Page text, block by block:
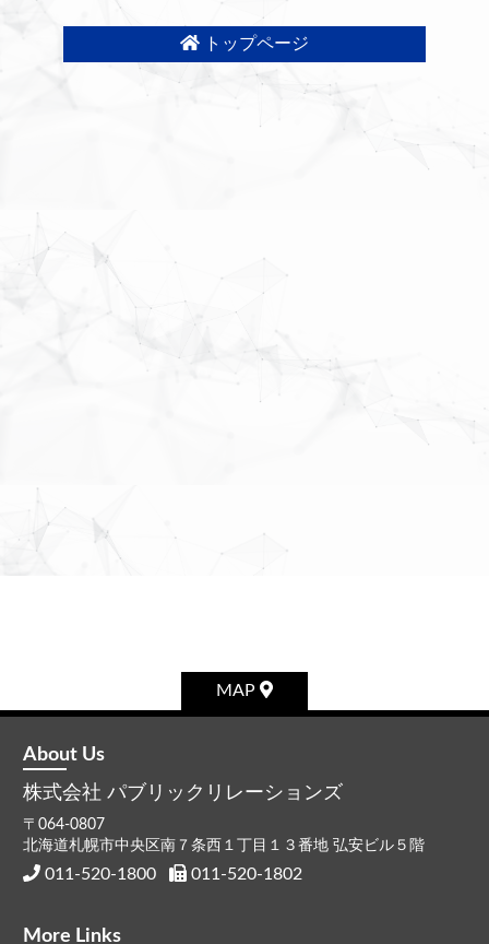
トップページ
MAP
About Us
株式会社パブリックリレーションズ
〒064-0807
北海道札幌市中央区南７条西１丁目１３番地 弘安ビル５階
011-520-1800 011-520-1802
More Links